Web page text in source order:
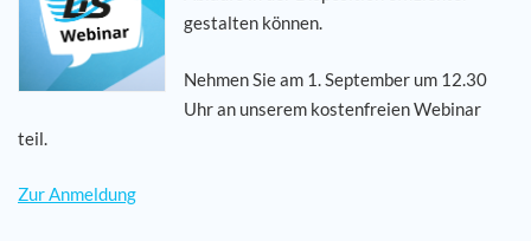
Service
Unternehmen
gestalten können.
Nehmen Sie am 1. September um 12.30
Uhr an unserem kostenfreien Webinar
teil.
Zur Anmeldung